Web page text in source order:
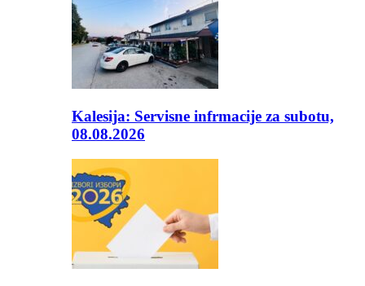
Kalesija: Servisne infrmacije za subotu,
08.08.2026